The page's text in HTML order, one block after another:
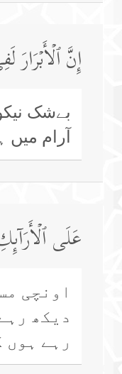
إِنَّ ٱلۡأَبۡرَارَ
بےشک
آرام میں
عَلَى
اونچی
دیکھ
رہے ہوں